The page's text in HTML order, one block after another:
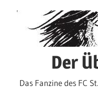
Der
Das Fanzine des FC